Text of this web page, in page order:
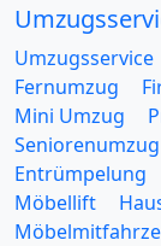
Umzugsservice
Fernumzug
Mini Umzug
Seniorenumzug
Entrümpelung
Möbellift